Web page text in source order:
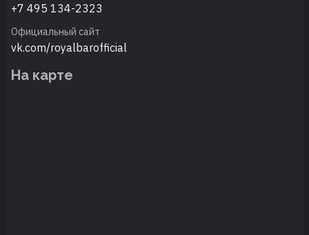
+7 495 134-2323
Официальный сайт
vk.com/royalbarofficial
На карте